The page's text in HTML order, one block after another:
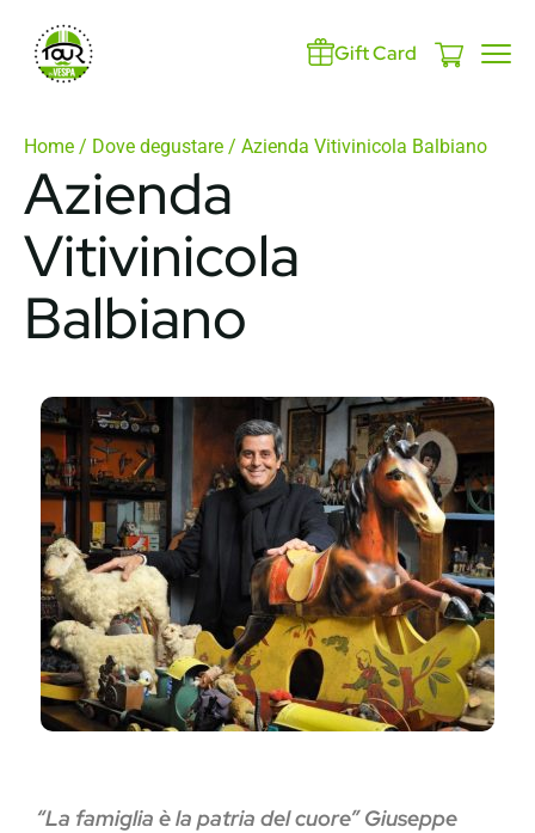
Gift Card
Home / Dove degustare / Azienda Vitivinicola Balbiano
Azienda
Vitivinicola
Balbiano
“La famiglia è la patria del cuore” Giuseppe